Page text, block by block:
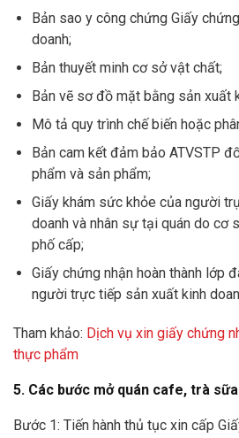
Bản sao y công chứng Giấy
doanh;
Bản thuyết minh cơ sở vật chất;
Bản vẽ sơ đồ mặt bằng sản xuất
Mô tả quy trình chế biến hoặc
Bản cam kết đảm bảo ATVSTP
phẩm và sản phẩm;
Giấy khám sức khỏe của người
doanh và nhân sự tại quán do cơ
phố cấp;
Giấy chứng nhận hoàn thành lớp
người trực tiếp sản xuất kinh
Tham khảo: Dịch vụ xin giấy chứng
thực phẩm
5. Các bước mở quán cafe, trà sữa
Bước 1: Tiến hành thủ tục xin cấp